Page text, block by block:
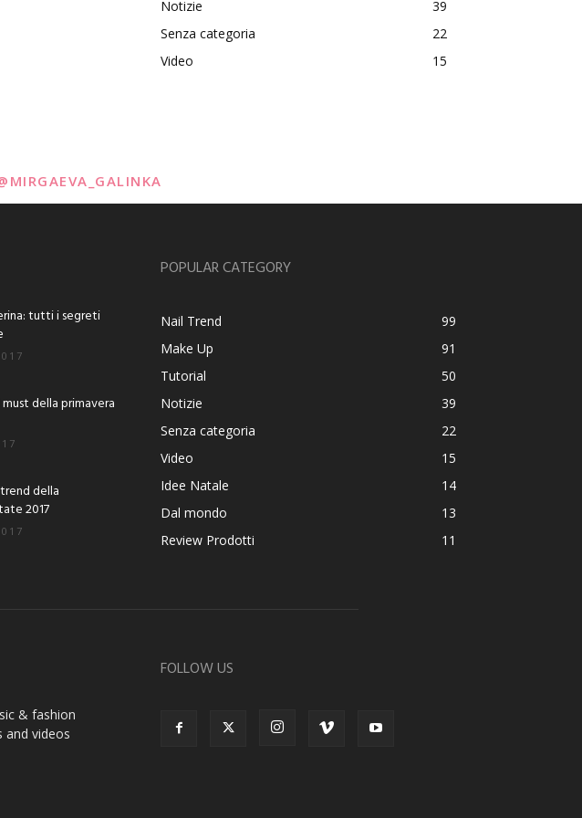
Notizie
39
Senza categoria
22
Video
15
tutti i segreti
della primavera
della
2017
POPULAR CATEGORY
Nail Trend
99
Make Up
91
Tutorial
50
Notizie
39
Senza categoria
22
Video
15
Idee Natale
14
Dal mondo
13
Review Prodotti
11
& fashion
and videos
FOLLOW US